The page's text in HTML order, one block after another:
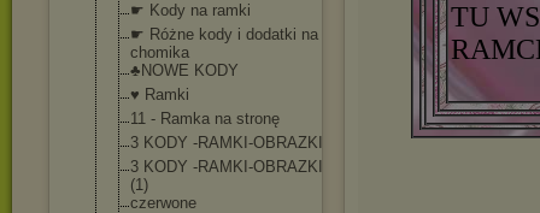
☛ Kody na ramki
☛ Różne kody i dodatki na
chomika
♣NOWE KODY
♥ Ramki
11 - Ramka na stronę
3 KODY -RAMKI-OBRAZKI
3 KODY -RAMKI-OBRAZKI
(1)
czerwone
TU